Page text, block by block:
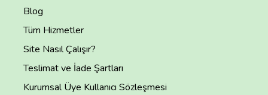
Blog
Tüm Hizmetler
Site Nasıl Çalışır?
Teslimat ve İade Şartları
Kurumsal Üye Kullanıcı Sözleşmesi